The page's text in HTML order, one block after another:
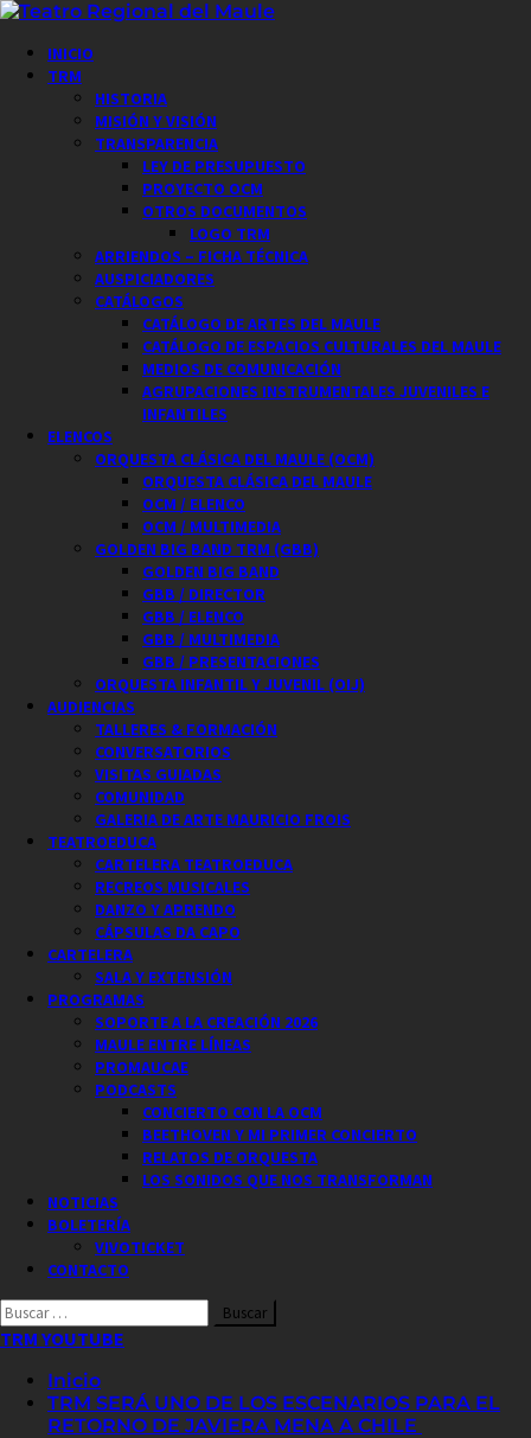
Saltar
contenido
Menú
principal
INICIO
TRM
HISTORIA
MISIÓN Y VISIÓN
TRANSPARENCIA
LEY DE PRESUPUESTO
PROYECTO OCM
OTROS DOCUMENTOS
LOGO TRM
ARRIENDOS – FICHA TÉCNICA
AUSPICIADORES
CATÁLOGOS
CATÁLOGO DE ARTES DEL MAULE
CATÁLOGO DE ESPACIOS CULTURALES DEL MAULE
MEDIOS DE COMUNICACIÓN
AGRUPACIONES INSTRUMENTALES JUVENILES E
INFANTILES
ELENCOS
ORQUESTA CLÁSICA DEL MAULE (OCM)
ORQUESTA CLÁSICA DEL MAULE
OCM / ELENCO
OCM / MULTIMEDIA
GOLDEN BIG BAND TRM (GBB)
GOLDEN BIG BAND
GBB / DIRECTOR
GBB / ELENCO
GBB / MULTIMEDIA
GBB / PRESENTACIONES
ORQUESTA INFANTIL Y JUVENIL (OIJ)
AUDIENCIAS
TALLERES & FORMACIÓN
CONVERSATORIOS
VISITAS GUIADAS
COMUNIDAD
GALERIA DE ARTE MAURICIO FROIS
TEATROEDUCA
CARTELERA TEATROEDUCA
RECREOS MUSICALES
DANZO Y APRENDO
CÁPSULAS DA CAPO
CARTELERA
SALA Y EXTENSIÓN
PROGRAMAS
SOPORTE A LA CREACIÓN 2026
MAULE ENTRE LÍNEAS
PROMAUCAE
PODCASTS
CONCIERTO CON LA OCM
BEETHOVEN Y MI PRIMER CONCIERTO
RELATOS DE ORQUESTA
LOS SONIDOS QUE NOS TRANSFORMAN
NOTICIAS
BOLETERÍA
VIVOTICKET
CONTACTO
Buscar
por:
TRM YOUTUBE
Inicio
TRM SERÁ UNO DE LOS ESCENARIOS PARA EL
RETORNO DE JAVIERA MENA A CHILE